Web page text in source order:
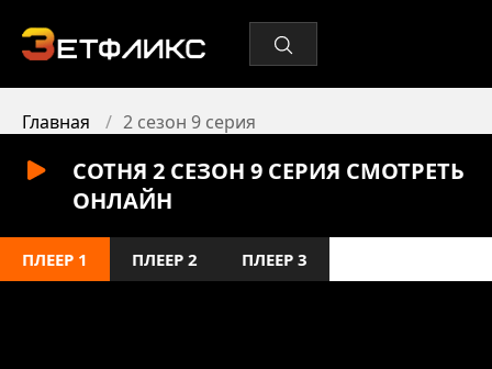
Главная 2 сезон 9 серия
СОТНЯ 2 СЕЗОН 9 СЕРИЯ СМОТРЕТЬ
ОНЛАЙН
ПЛЕЕР 1 ПЛЕЕР 2 ПЛЕЕР 3